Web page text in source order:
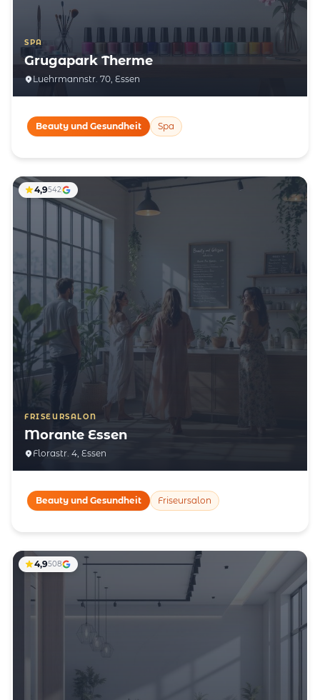
SPA
Grugapark Therme
Luehrmannstr. 70, Essen
Beauty und Gesundheit Spa
FRISEURSALON
Morante Essen
Florastr. 4, Essen
4,9542
Beauty und Gesundheit Friseursalon
4,9508